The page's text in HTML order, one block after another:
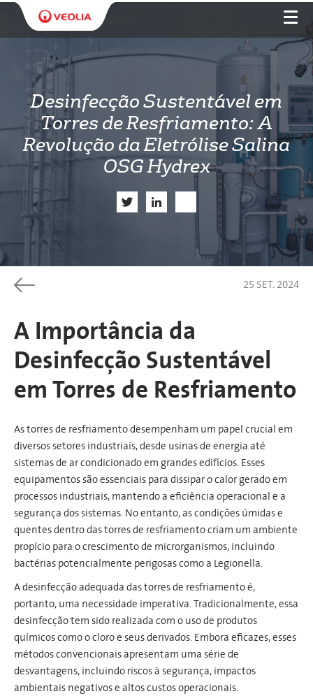
Desinfecção Sustentável em
Torres de Resfriamento: A
Revolução da Eletrólise Salina
OSG Hydrex
TwitterLinkedIn
Share
25 SET. 2024
A Importância da
Desinfecção Sustentável
em Torres de Resfriamento
As torres de resfriamento desempenham um papel crucial em
diversos setores industriais, desde usinas de energia até
sistemas de ar condicionado em grandes edifícios. Esses
equipamentos são essenciais para dissipar o calor gerado em
processos industriais, mantendo a eficiência operacional e a
segurança dos sistemas. No entanto, as condições úmidas e
quentes dentro das torres de resfriamento criam um ambiente
propício para o crescimento de microrganismos, incluindo
bactérias potencialmente perigosas como a Legionella.
A desinfecção adequada das torres de resfriamento é,
portanto, uma necessidade imperativa. Tradicionalmente, essa
desinfecção tem sido realizada com o uso de produtos
químicos como o cloro e seus derivados. Embora eficazes, esses
métodos convencionais apresentam uma série de
desvantagens, incluindo riscos à segurança, impactos
ambientais negativos e altos custos operacionais.